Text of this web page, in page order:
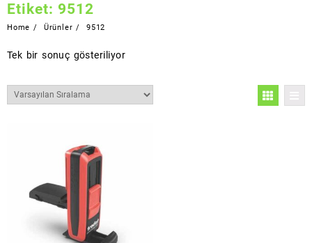
Etiket: 9512
Home Ürünler 9512
Tek bir sonuç gösteriliyor